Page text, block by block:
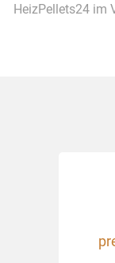
HeizPellets24 im